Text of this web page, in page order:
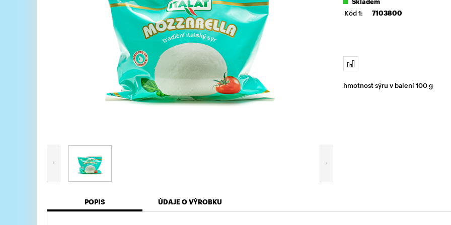
Skladem
Kód 1:
7103800
hmotnost sýru v balení 100 g
POPIS ÚDAJE O VÝROBKU